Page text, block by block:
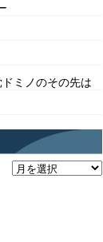
ミノのその先は